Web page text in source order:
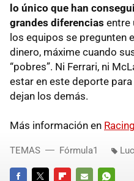
lo único que han
grandes diferencias entre
los equipos se pregunten
dinero, máxime cuando
“pobres”. Ni Ferrari, ni
estar en este deporte
dejan los demás.
Más información en
TEMAS Fórmula1